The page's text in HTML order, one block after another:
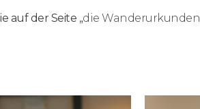
auf der Seite „die Wanderurkunden